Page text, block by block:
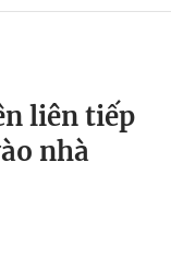
liên tiếp
nhà